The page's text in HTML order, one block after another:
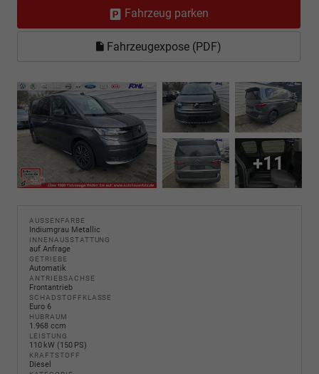
Fahrzeug parken
Fahrzeugexpose (PDF)
+11
AUSSENFARBE
Indiumgrau Metallic
INNENAUSSTATTUNG
auf Anfrage
GETRIEBE
Automatik
ANTRIEBSACHSE
Frontantrieb
SCHADSTOFFKLASSE
Euro 6
HUBRAUM
1.968 ccm
LEISTUNG
110 kW (150 PS)
KRAFTSTOFF
Diesel